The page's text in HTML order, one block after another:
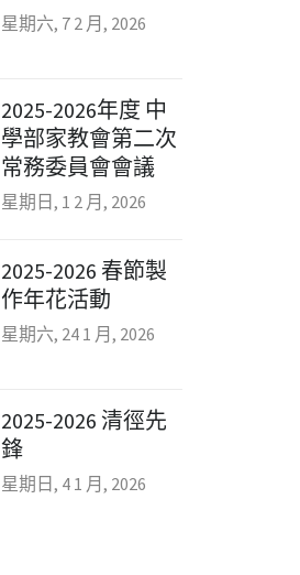
星期六, 7 2 月, 2026
2025-2026年度 中
學部家教會第二次
常務委員會會議
星期日, 1 2 月, 2026
2025-2026 春節製
作年花活動
星期六, 24 1 月, 2026
2025-2026 清徑先
鋒
星期日, 4 1 月, 2026